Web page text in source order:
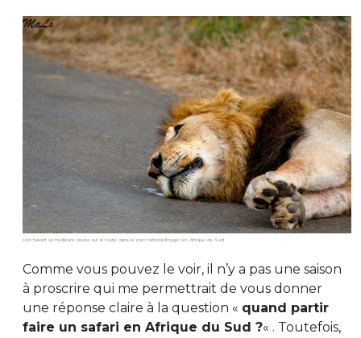
Lion faisant sa meilleure sieste sur la route dans le parc national Kruger en Afrique du Sud
Comme vous pouvez le voir, il n’y a pas une saison
à proscrire qui me permettrait de vous donner
une réponse claire à la question « quand partir
faire un safari en Afrique du Sud ?« . Toutefois,